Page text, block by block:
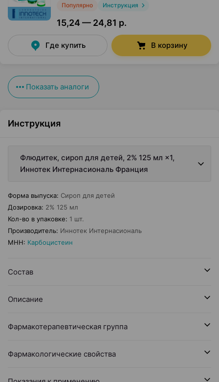
Популярно Инструкция
15,24 — 24,81 р.
Где купить В корзину
Показать аналоги
Инструкция
Флюдитек, сироп для детей, 2% 125 мл ×1,
Иннотек Интернасиональ Франция
Форма выпуска: Сироп для детей
Дозировка: 2% 125 мл
Кол-во в упаковке: 1 шт.
Производитель: Иннотек Интернасиональ
МНН: Карбоцистеин
Состав
Описание
Фармакотерапевтическая группа
Фармакологические свойства